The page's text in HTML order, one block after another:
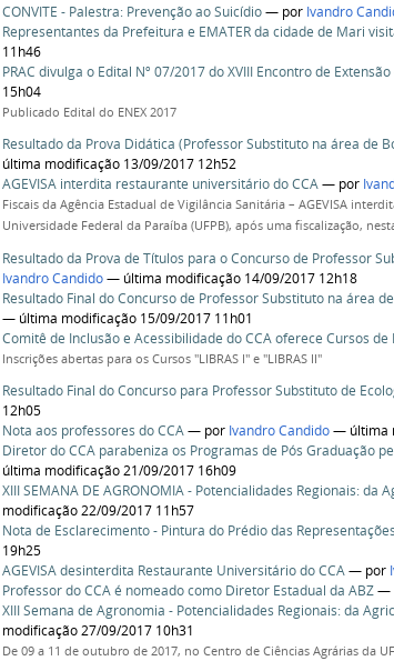
CONVITE - Palestra: Prevenção ao Suicídio— por Ivandro
Representantes da Prefeitura e EMATER da cidade de Mari
11h46
PRAC divulga o Edital Nº 07/2017 do XVIII Encontro de Extensão
15h04
Publicado Edital do ENEX 2017
Resultado da Prova Didática (Professor Substituto na área de
última modificação 13/09/2017 12h52
AGEVISA interdita restaurante universitário do CCA— por
Fiscais da Agência Estadual de Vigilância Sanitária – AGEVISA
Universidade Federal da Paraíba (UFPB), após uma fiscalização,
Resultado da Prova de Títulos para o Concurso de Professor
Ivandro Candido— última modificação 14/09/2017 12h18
Resultado Final do Concurso de Professor Substituto na área
— última modificação 15/09/2017 11h01
Comitê de Inclusão e Acessibilidade do CCA oferece Cursos de
Inscrições abertas para os Cursos "LIBRAS I" e "LIBRAS II"
Resultado Final do Concurso para Professor Substituto de
12h05
Nota aos professores do CCA— por Ivandro Candido— última
Diretor do CCA parabeniza os Programas de Pós Graduação
última modificação 21/09/2017 16h09
XIII SEMANA DE AGRONOMIA - Potencialidades Regionais:
modificação 22/09/2017 11h57
Nota de Esclarecimento - Pintura do Prédio das
19h25
AGEVISA desinterdita Restaurante Universitário do CCA— por
Professor do CCA é nomeado como Diretor Estadual da ABZ—
XIII Semana de Agronomia - Potencialidades Regionais: da
modificação 27/09/2017 10h31
De 09 a 11 de outubro de 2017, no Centro de Ciências Agrárias da